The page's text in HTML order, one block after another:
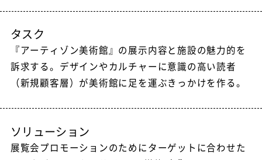
タスク
『アーティゾン美術館』の展示内容と施設の魅力的を
訴求する。デザインやカルチャーに意識の高い読者
（新規顧客層）が美術館に足を運ぶきっかけを作る。
ソリューション
展覧会プロモーションのためにターゲットに合わせた